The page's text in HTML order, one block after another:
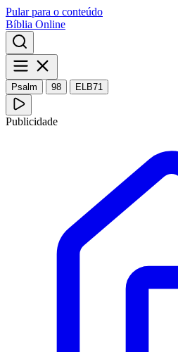
Pular para o conteúdo
Bíblia Online
Psalm 98 ELB71
Publicidade